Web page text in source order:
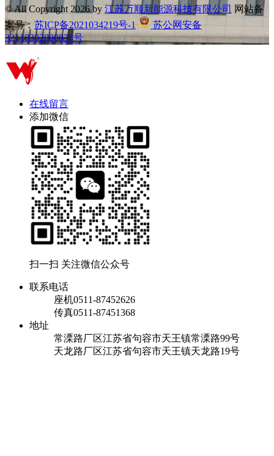
© All Copyright 2026 by 江苏万顺新能源科技有限公司 网站备
案号： 苏ICP备2021034219号-1
苏公网安备
32118302000838号
在线留言
添加微信
扫一扫 关注微信公众号
联系电话
座机0511-87452626
传真0511-87451368
地址
常溧路厂区江苏省句容市天王镇常溧路99号
天龙路厂区江苏省句容市天王镇天龙路19号